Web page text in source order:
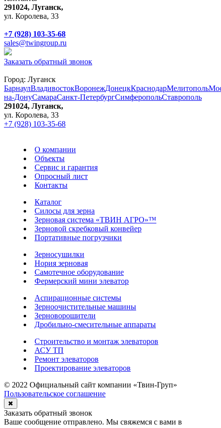
291024, Луганск,
ул. Королева, 33
+7 (928) 103-35-68
sales@twingroup.ru
Заказать обратный звонок
Город: Луганск
БарнаулВладивостокВоронежДонецкКраснодарМелитополь
на-ДонуСамараСанкт-ПетербургСимферопольСтаврополь
291024, Луганск,
ул. Королева, 33
+7 (928) 103-35-68
О компании
Объекты
Сервис и гарантия
Опросный лист
Контакты
Каталог
Силосы для зерна
Зерновая система «ТВИН АГРО»™
Зерновой скребковый конвейер
Портативные погрузчики
Зерносушилки
Нория зерновая
Самотечное оборудование
Фермерский мини элеватор
Аспирационные системы
Зерноочистительные машины
Зерноворошители
Дробильно-смесительные аппараты
Строительство и монтаж элеваторов
АСУ ТП
Ремонт элеваторов
Проектирование элеваторов
© 2022 Официальный сайт компании «Твин-Груп»
Пользовательское соглашение
✖
Заказать обратный звонок
Ваше сообщение отправлено. Мы свяжемся с вами в